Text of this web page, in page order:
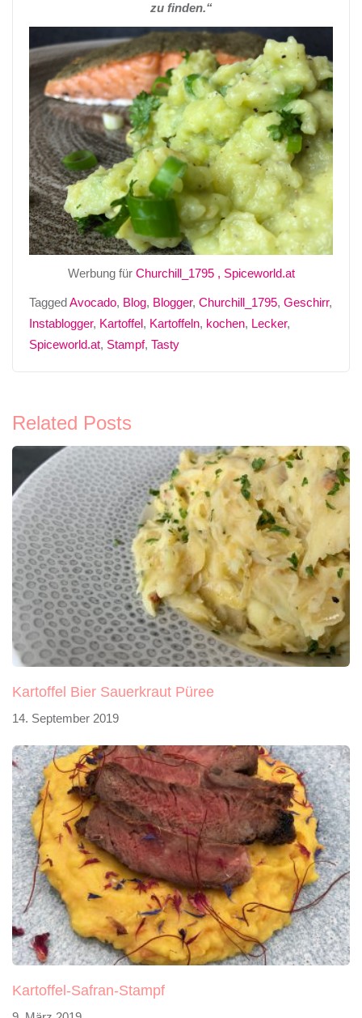
zu finden.“
Werbung für Churchill_1795 , Spiceworld.at
TaggedAvocado, Blog, Blogger, Churchill_1795, Geschirr,
Instablogger, Kartoffel, Kartoffeln, kochen, Lecker,
Spiceworld.at, Stampf, Tasty
Related Posts
Kartoffel Bier Sauerkraut Püree
14. September 2019
Kartoffel-Safran-Stampf